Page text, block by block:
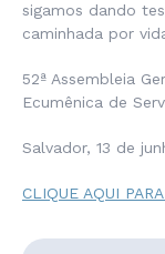
sigamos dando
caminhada por
52ª Assembleia
Ecumênica de
Salvador, 13 de
CLIQUE AQUI